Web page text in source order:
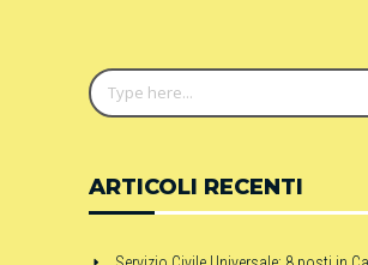
ARTICOLI RECENTI